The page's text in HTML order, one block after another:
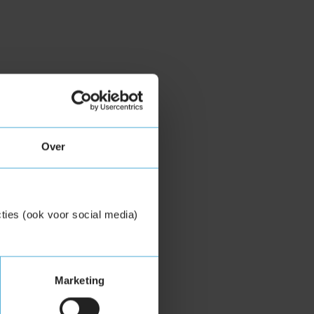
Over
(ook voor social media)
Marketing